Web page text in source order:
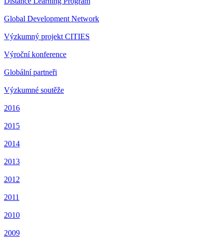
Global Development Network
Výzkumný projekt CITIES
Výroční konference
Globální partneři
Výzkumné soutěže
2016
2015
2014
2013
2012
2011
2010
2009